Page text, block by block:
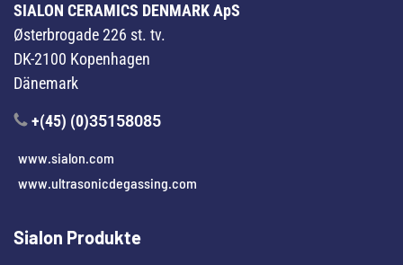
SIALON CERAMICS DENMARK ApS
Østerbrogade 226 st. tv.
DK-2100 Kopenhagen
Dänemark
+(45) (0)35158085
www.sialon.com
www.ultrasonicdegassing.com
Sialon Produkte